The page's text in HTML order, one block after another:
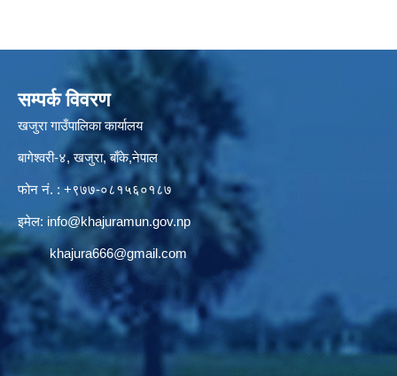
सम्पर्क विवरण
खजुरा गाउँपालिका कार्यालय
बागेश्वरी-४, खजुरा, बाँके,नेपाल
फोन नं. : +९७७-०८१५६०१८७
इमेल: info@khajuramun.gov.np
khajura666@gmail.com